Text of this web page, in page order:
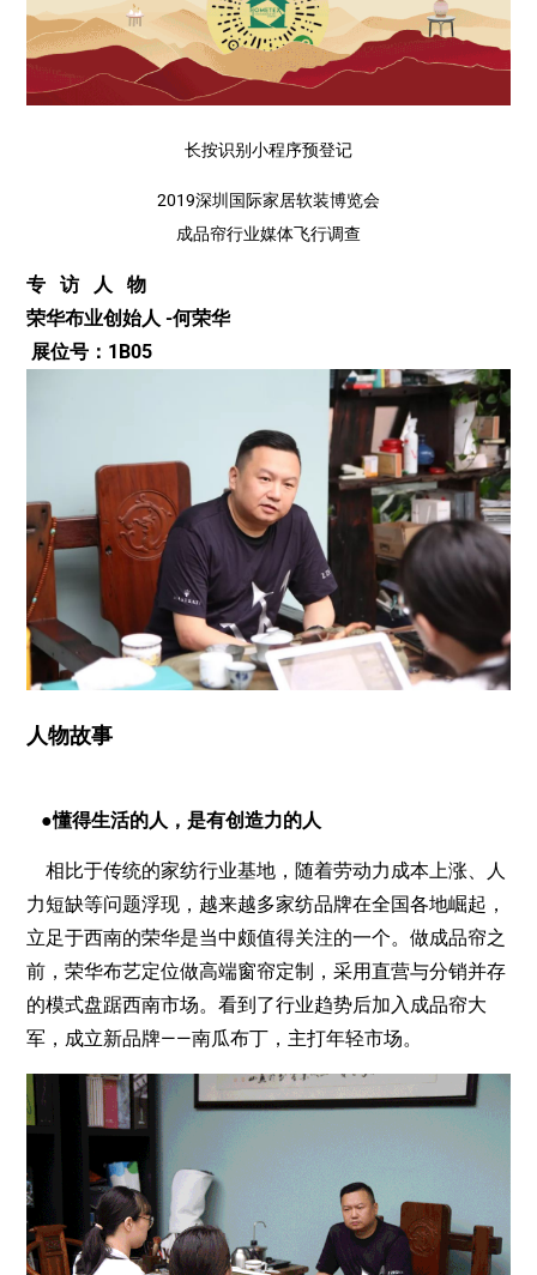
长按识别小程序预登记
2019深圳国际家居软装博览会
成品帘行业媒体飞行调查
专 访 人 物
荣华布业创始人 -何荣华
展位号：1B05
人物故事
●懂得生活的人，是有创造力的人
相比于传统的家纺行业基地，随着劳动力成本上涨、人
力短缺等问题浮现，越来越多家纺品牌在全国各地崛起，
立足于西南的荣华是当中颇值得关注的一个。做成品帘之
前，荣华布艺定位做高端窗帘定制，采用直营与分销并存
的模式盘踞西南市场。看到了行业趋势后加入成品帘大
军，成立新品牌——南瓜布丁，主打年轻市场。